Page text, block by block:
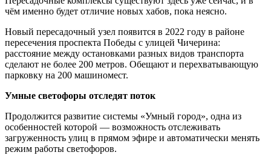
чём именно будет отличие новых хабов, пока неясно.
Новый пересадочный узел появится в 2022 году в районе
пересечения проспекта Победы с улицей Чичерина:
расстояние между остановками разных видов транспорта
сделают не более 200 метров. Обещают и перехватывающую
парковку на 200 машиномест.
Умные светофоры отследят поток
Продолжится развитие системы «Умный город», одна из
особенностей которой — возможность отслеживать
загруженность улиц в прямом эфире и автоматически менять
режим работы светофоров.